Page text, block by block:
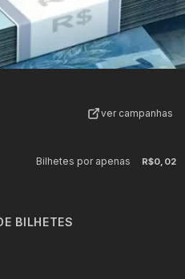
ver campanhas
Bilhetes por apenas R$0,02
BILHETES